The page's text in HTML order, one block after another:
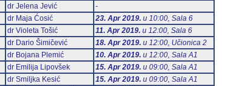
dr Jelena Jević
-
dr Maja Ćosić 23. Apr 2019.u 10:00, Sala 6
dr Violeta Tošić 11. Apr 2019.u 12:00, Sala 6
dr Dario Šimičević 18. Apr 2019.u 12:00, Učionica 2
dr Bojana Plemić 10. Apr 2019.u 12:00, Sala А1
dr Emilija Lipovšek 15. Apr 2019.u 09:00, Sala А1
dr Smiljka Kesić 15. Apr 2019.u 09:00, Sala А1